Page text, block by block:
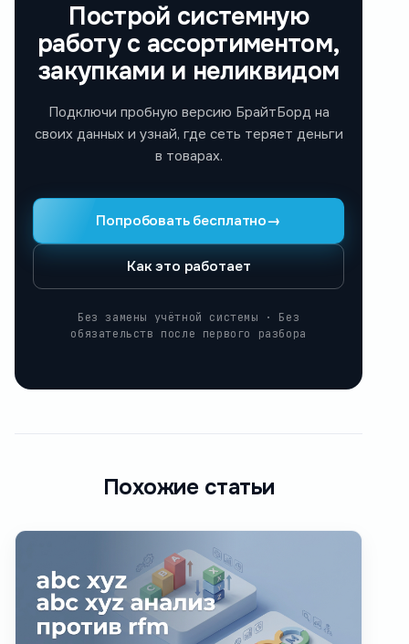
Построй системную
работу с ассортиментом,
закупками и неликвидом
Подключи пробную версию БрайтБорд на
своих данных и узнай, где сеть теряет деньги
в товарах.
Попробовать бесплатно→
Как это работает
Без замены учётной системы · Без
обязательств после первого разбора
Похожие статьи